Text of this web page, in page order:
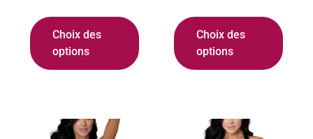
Choix des
options
Choix des
options